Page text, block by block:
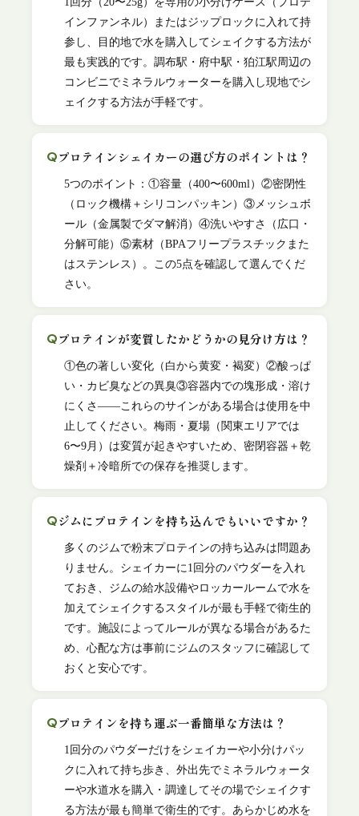
インファンネル）またはジップロックに入れて持
参し、目的地で水を購入してシェイクする方法が
最も実践的です。調布駅・府中駅・狛江駅周辺の
コンビニでミネラルウォーターを購入し現地でシ
ェイクする方法が手軽です。
プロテインシェイカーの選び方のポイントは？
5つのポイント：①容量（400〜600ml）②密閉性
（ロック機構＋シリコンパッキン）③メッシュボ
ール（金属製でダマ解消）④洗いやすさ（広口・
分解可能）⑤素材（BPAフリープラスチックまた
はステンレス）。この5点を確認して選んでくだ
さい。
プロテインが変質したかどうかの見分け方は？
①色の著しい変化（白から黄変・褐変）②酸っぱ
い・カビ臭などの異臭③容器内での塊形成・溶け
にくさ——これらのサインがある場合は使用を中
止してください。梅雨・夏場（関東エリアでは
6〜9月）は変質が起きやすいため、密閉容器＋乾
燥剤＋冷暗所での保存を推奨します。
ジムにプロテインを持ち込んでもいいですか？
多くのジムで粉末プロテインの持ち込みは問題あ
りません。シェイカーに1回分のパウダーを入れ
ておき、ジムの給水設備やロッカールームで水を
加えてシェイクするスタイルが最も手軽で衛生的
です。施設によってルールが異なる場合があるた
め、心配な方は事前にジムのスタッフに確認して
おくと安心です。
プロテインを持ち運ぶ一番簡単な方法は？
1回分のパウダーだけをシェイカーや小分けパッ
クに入れて持ち歩き、外出先でミネラルウォータ
ーや水道水を購入・調達してその場でシェイクす
る方法が最も簡単で衛生的です。あらかじめ水を